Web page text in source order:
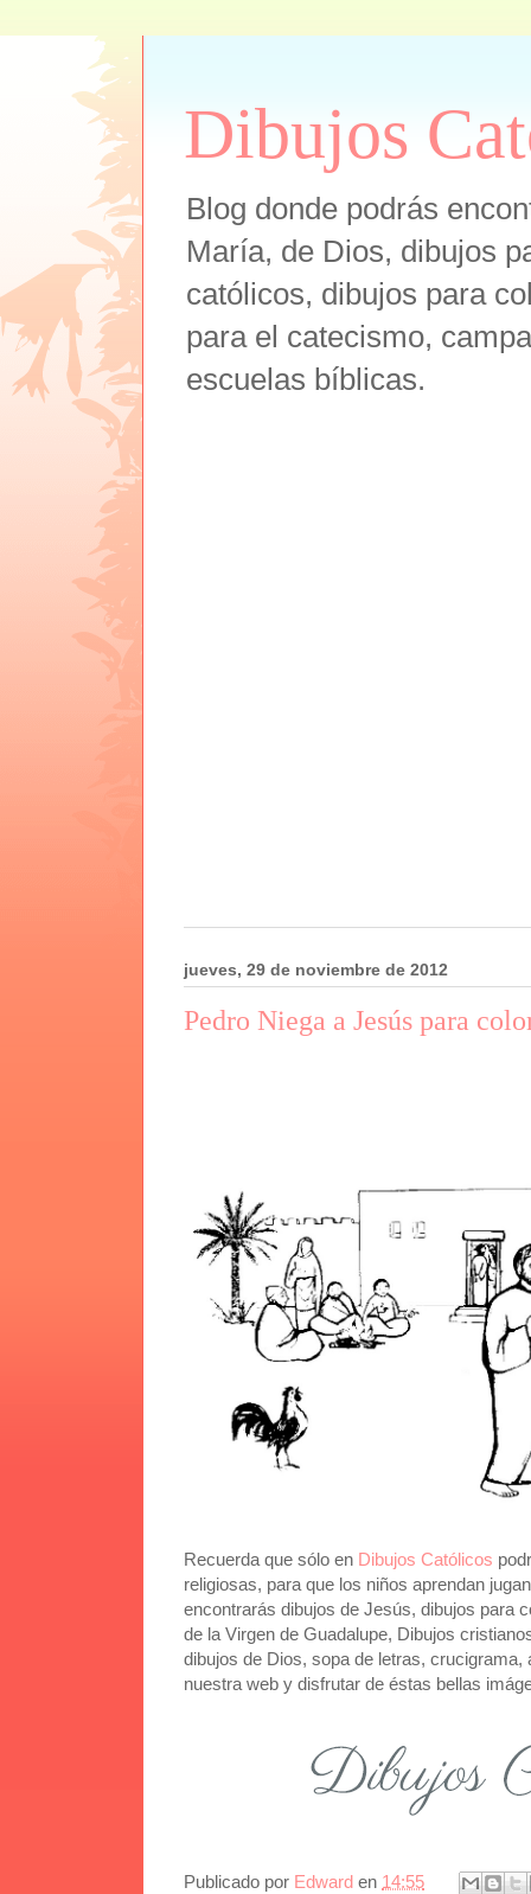
Dibujos
Blog donde podrás
María, de Dios, dibujos
católicos, dibujos para
para el catecismo,
escuelas bíblicas.
jueves, 29 de noviembre de 2012
Pedro Niega a Jesús para
Recuerda que sólo en Dibujos Católicos
religiosas, para que los niños aprendan
encontrarás dibujos de Jesús, dibujos para
de la Virgen de Guadalupe, Dibujos
dibujos de Dios, sopa de letras,
nuestra web y disfrutar de éstas bellas
Publicado por Edward en 14:55